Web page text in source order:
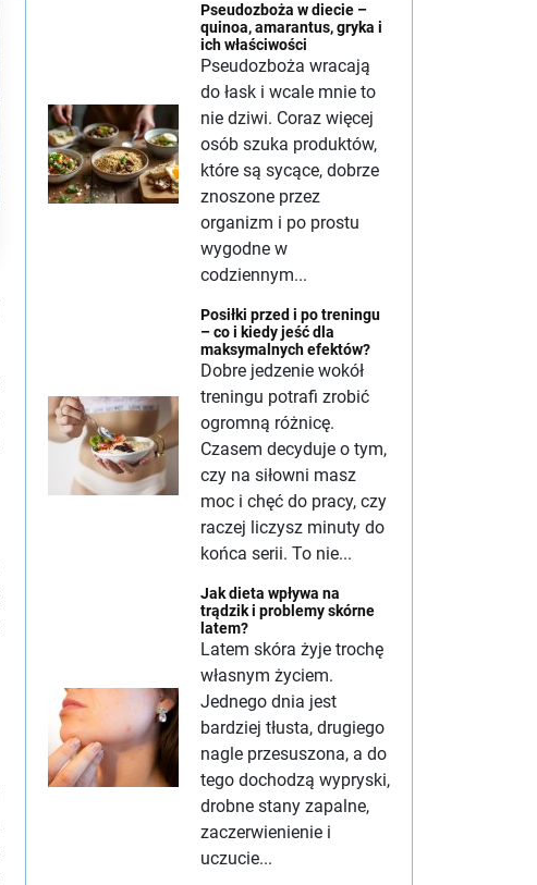
Pseudozboża w diecie –
quinoa, amarantus, gryka i
ich właściwości
Pseudozboża wracają
do łask i wcale mnie to
nie dziwi. Coraz więcej
osób szuka produktów,
które są sycące, dobrze
znoszone przez
organizm i po prostu
wygodne w
codziennym...
Posiłki przed i po treningu
– co i kiedy jeść dla
maksymalnych efektów?
Dobre jedzenie wokół
treningu potrafi zrobić
ogromną różnicę.
Czasem decyduje o tym,
czy na siłowni masz
moc i chęć do pracy, czy
raczej liczysz minuty do
końca serii. To nie...
Jak dieta wpływa na
trądzik i problemy skórne
latem?
Latem skóra żyje trochę
własnym życiem.
Jednego dnia jest
bardziej tłusta, drugiego
nagle przesuszona, a do
tego dochodzą wypryski,
drobne stany zapalne,
zaczerwienienie i
uczucie...